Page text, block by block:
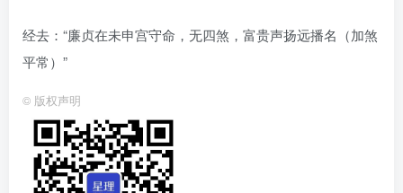
经去：“廉贞在未申宫守命，无四煞，富贵声扬远播名（加煞
平常）”
© 版权声明